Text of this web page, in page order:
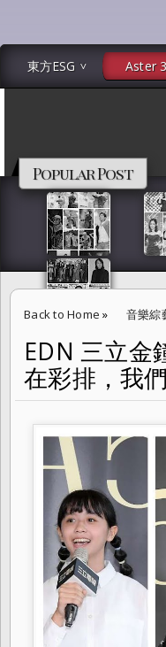
東方ESG Aster
Popular Post
Back to Home » 音樂綜
EDN 三立金鐘獎入圍10
EDN 三立金
在彩排，我